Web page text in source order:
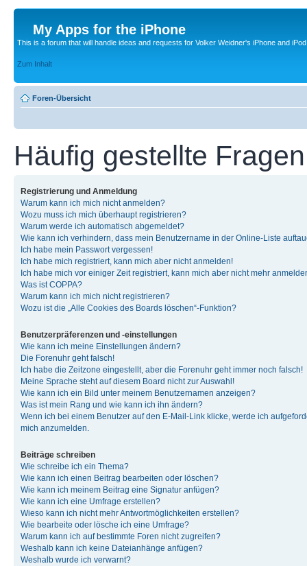
My Apps for the iPhone
This is a forum that will handle ideas and requests for Volker Weidner's iPhone and
Zum Inhalt
Foren-Übersicht
Häufig gestellte Fragen
Registrierung und Anmeldung
Warum kann ich mich nicht anmelden?
Wozu muss ich mich überhaupt registrieren?
Warum werde ich automatisch abgemeldet?
Wie kann ich verhindern, dass mein Benutzername in der Online-Liste
Ich habe mein Passwort vergessen!
Ich habe mich registriert, kann mich aber nicht anmelden!
Ich habe mich vor einiger Zeit registriert, kann mich aber nicht mehr
Was ist COPPA?
Warum kann ich mich nicht registrieren?
Wozu ist die „Alle Cookies des Boards löschen“-Funktion?
Benutzerpräferenzen und -einstellungen
Wie kann ich meine Einstellungen ändern?
Die Forenuhr geht falsch!
Ich habe die Zeitzone eingestellt, aber die Forenuhr geht immer noch falsch!
Meine Sprache steht auf diesem Board nicht zur Auswahl!
Wie kann ich ein Bild unter meinem Benutzernamen anzeigen?
Was ist mein Rang und wie kann ich ihn ändern?
Wenn ich bei einem Benutzer auf den E-Mail-Link klicke, werde ich
mich anzumelden.
Beiträge schreiben
Wie schreibe ich ein Thema?
Wie kann ich einen Beitrag bearbeiten oder löschen?
Wie kann ich meinem Beitrag eine Signatur anfügen?
Wie kann ich eine Umfrage erstellen?
Wieso kann ich nicht mehr Antwortmöglichkeiten erstellen?
Wie bearbeite oder lösche ich eine Umfrage?
Warum kann ich auf bestimmte Foren nicht zugreifen?
Weshalb kann ich keine Dateianhänge anfügen?
Weshalb wurde ich verwarnt?